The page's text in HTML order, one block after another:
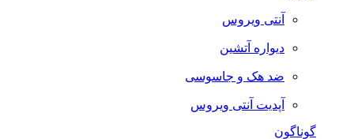
آنتی ویروس
دیواره آتشین
ضد هک و جاسوسی
آپدیت آنتی ویروس
گوناگون